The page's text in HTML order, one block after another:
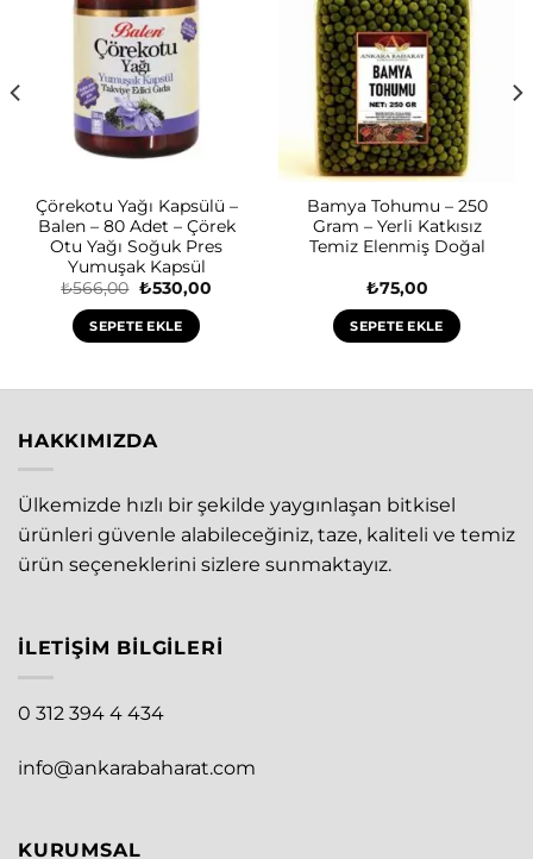
Çörekotu Yağı Kapsülü –
Balen – 80 Adet – Çörek
Otu Yağı Soğuk Pres
Yumuşak Kapsül
₺566,00 Orijinal
₺566,00.
₺530,00Şu
SEPETE EKLE
Bamya Tohumu – 250
Gram – Yerli Katkısız
Temiz Elenmiş Doğal
₺75,00
SEPETE EKLE
HAKKIMIZDA
Ülkemizde hızlı bir şekilde yaygınlaşan bitkisel
ürünleri güvenle alabileceğiniz, taze, kaliteli ve temiz
ürün seçeneklerini sizlere sunmaktayız.
İLETIŞIM BILGILERI
0 312 394 4 434
info@ankarabaharat.com
KURUMSAL